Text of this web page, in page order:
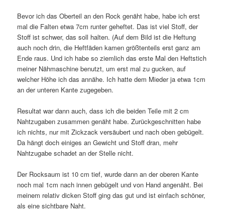
Bevor ich das Oberteil an den Rock genäht habe, habe ich erst
mal die Falten etwa 7cm runter geheftet. Das ist viel Stoff, der
Stoff ist schwer, das soll halten. (Auf dem Bild ist die Heftung
auch noch drin, die Heftfäden kamen größtenteils erst ganz am
Ende raus. Und ich habe so ziemlich das erste Mal den Heftstich
meiner Nähmaschine benutzt, um erst mal zu gucken, auf
welcher Höhe ich das annähe. Ich hatte dem Mieder ja etwa 1cm
an der unteren Kante zugegeben.
Resultat war dann auch, dass ich die beiden Teile mit 2 cm
Nahtzugaben zusammen genäht habe. Zurückgeschnitten habe
ich nichts, nur mit Zickzack versäubert und nach oben gebügelt.
Da hängt doch einiges an Gewicht und Stoff dran, mehr
Nahtzugabe schadet an der Stelle nicht.
Der Rocksaum ist 10 cm tief, wurde dann an der oberen Kante
noch mal 1cm nach innen gebügelt und von Hand angenäht. Bei
meinem relativ dicken Stoff ging das gut und ist einfach schöner,
als eine sichtbare Naht.